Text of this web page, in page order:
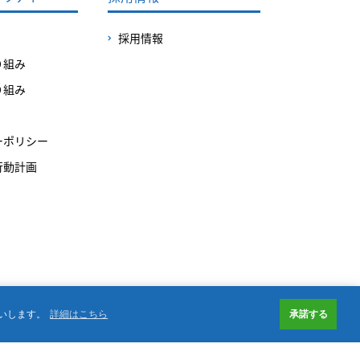
ます。 詳細はこちら 承諾する
み
み
リシー
計画
採用情報